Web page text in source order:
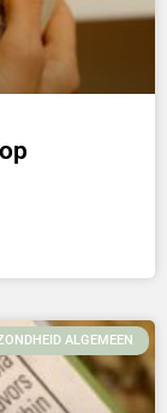
ALGEMEEN